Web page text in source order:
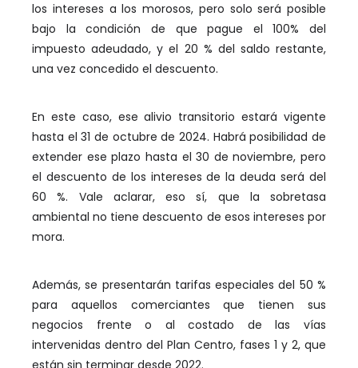
los intereses a los morosos, pero solo será posible
bajo la condición de que pague el 100% del
impuesto adeudado, y el 20 % del saldo restante,
una vez concedido el descuento.
En este caso, ese alivio transitorio estará vigente
hasta el 31 de octubre de 2024. Habrá posibilidad de
extender ese plazo hasta el 30 de noviembre, pero
el descuento de los intereses de la deuda será del
60 %. Vale aclarar, eso sí, que la sobretasa
ambiental no tiene descuento de esos intereses por
mora.
Además, se presentarán tarifas especiales del 50 %
para aquellos comerciantes que tienen sus
negocios frente o al costado de las vías
intervenidas dentro del Plan Centro, fases 1 y 2, que